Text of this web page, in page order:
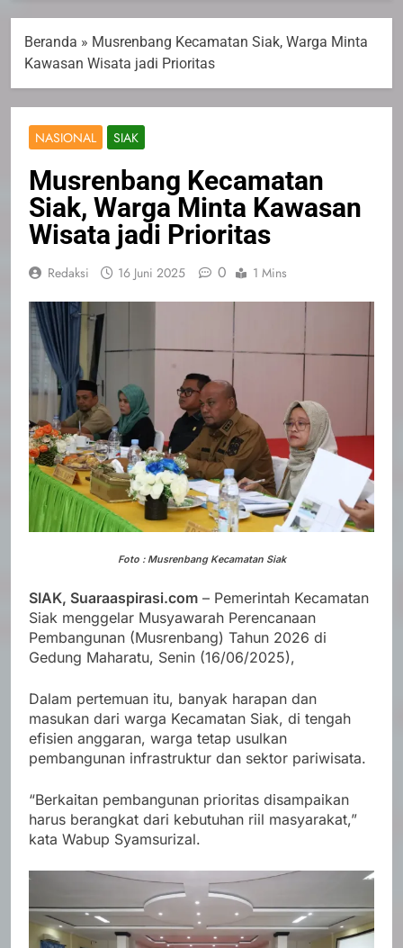
Beranda » Musrenbang Kecamatan Siak, Warga Minta
Kawasan Wisata jadi Prioritas
NASIONAL SIAK
Musrenbang Kecamatan
Siak, Warga Minta Kawasan
Wisata jadi Prioritas
Redaksi 16 Juni 2025 0 1 Mins
Foto : Musrenbang Kecamatan Siak
SIAK, Suaraaspirasi.com – Pemerintah Kecamatan
Siak menggelar Musyawarah Perencanaan
Pembangunan (Musrenbang) Tahun 2026 di
Gedung Maharatu, Senin (16/06/2025),
Dalam pertemuan itu, banyak harapan dan
masukan dari warga Kecamatan Siak, di tengah
efisien anggaran, warga tetap usulkan
pembangunan infrastruktur dan sektor pariwisata.
“Berkaitan pembangunan prioritas disampaikan
harus berangkat dari kebutuhan riil masyarakat,”
kata Wabup Syamsurizal.